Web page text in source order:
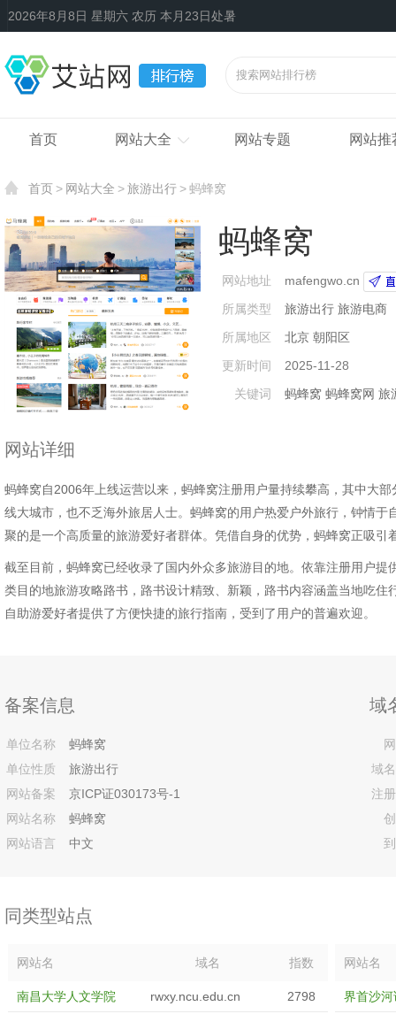
2026年8月8日 星期六 农历 本月23日处暑
首页 网站大全 网站专题 网站推
首页 网站大全 旅游出行 蚂蜂窝
蚂蜂窝
网站地址
mafengwo.cn
所属类型
旅游出行 旅游电商
所属地区
北京 朝阳区
更新时间
2025-11-28
关键词
蚂蜂窝 蚂蜂窝网 旅
网站详细
蚂蜂窝自2006年上线运营以来，蚂蜂窝注册用户量持续攀高，其中大
线大城市，也不乏海外旅居人士。蚂蜂窝的用户热爱户外旅行，钟情
聚的是一个高质量的旅游爱好者群体。凭借自身的优势，蚂蜂窝正吸
截至目前，蚂蜂窝已经收录了国内外众多旅游目的地。依靠注册用户
类目的地旅游攻略路书，路书设计精致、新颖，路书内容涵盖当地吃
自助游爱好者提供了方便快捷的旅行指南，受到了用户的普遍欢迎。
备案信息
单位名称
蚂蜂窝
单位性质
旅游出行
网站备案
京ICP证030173号-1
网站名称
蚂蜂窝
网站语言
中文
域
域
注
同类型站点
网站名 域名 指数
南昌大学人文学院 rwxy.ncu.edu.cn 2798
网站名
界首沙河